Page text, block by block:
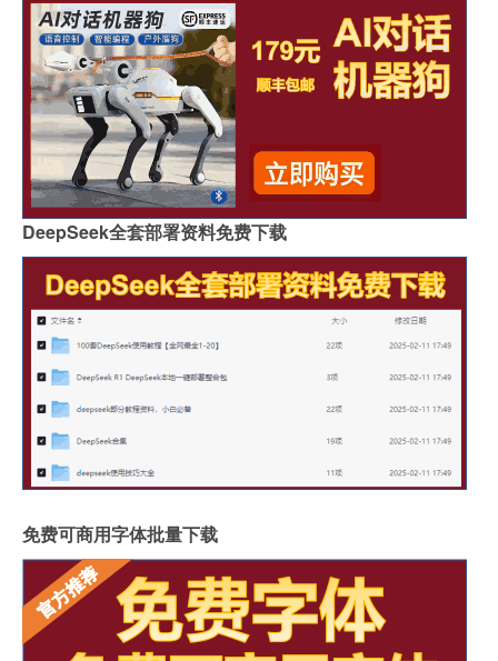
DeepSeek全套部署资料免费下载
免费可商用字体批量下载